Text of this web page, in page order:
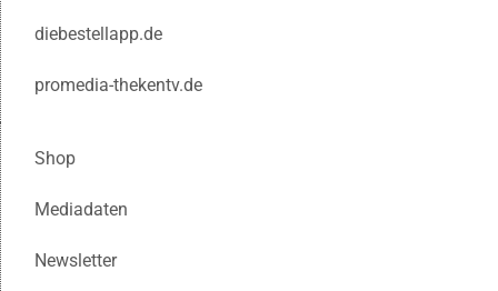
diebestellapp.de
promedia-thekentv.de
Shop
Mediadaten
Newsletter